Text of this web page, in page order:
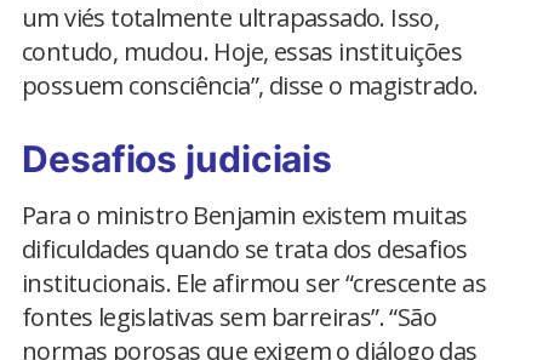
um viés totalmente ultrapassado. Isso,
contudo, mudou. Hoje, essas instituições
possuem consciência”, disse o magistrado.
Desafios judiciais
Para o ministro Benjamin existem muitas
dificuldades quando se trata dos desafios
institucionais. Ele afirmou ser “crescente as
fontes legislativas sem barreiras”. “São
normas porosas que exigem o diálogo das